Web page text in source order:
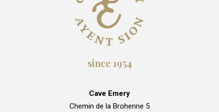
since 1954
Cave Emery
Chemin de la Brohenne 5